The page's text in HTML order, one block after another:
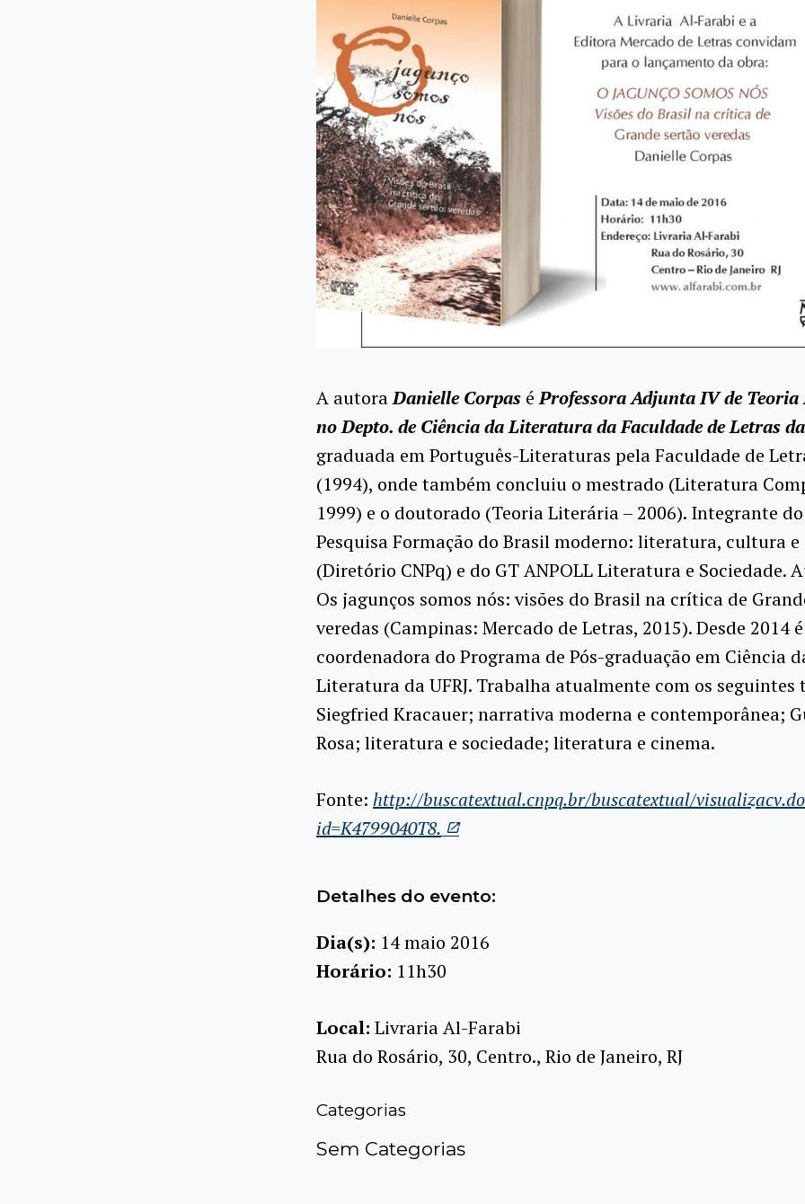
A autoraDanielle Corpas éProfessora Adjunta IV de
no Depto. de Ciência da Literatura da Faculdade de Letras
graduada em Português-Literaturas pela Faculdade de
(1994), onde também concluiu o mestrado (Literatura
1999) e o doutorado (Teoria Literária – 2006). Integrante
Pesquisa Formação do Brasil moderno: literatura, cultura e
(Diretório CNPq) e do GT ANPOLL Literatura e Sociedade.
Os jagunços somos nós: visões do Brasil na crítica de
veredas (Campinas: Mercado de Letras, 2015). Desde 2014 é
coordenadora do Programa de Pós-graduação em Ciência
Literatura da UFRJ. Trabalha atualmente com os seguintes
Siegfried Kracauer; narrativa moderna e contemporânea;
Rosa; literatura e sociedade; literatura e cinema.
Fonte: http://buscatextual.cnpq.br/buscatextual/
id=K4799040T8.
Detalhes do evento:
Dia(s): 14 maio 2016
Horário: 11h30
Local: Livraria Al-Farabi
Rua do Rosário, 30, Centro., Rio de Janeiro, RJ
Categorias
Sem Categorias